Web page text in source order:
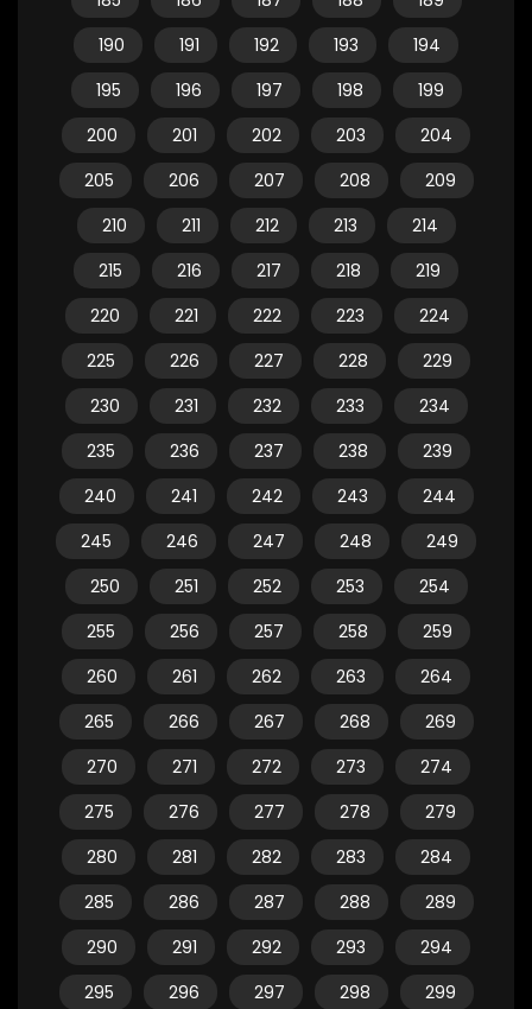
190
191 192 193
194
195
196 197 198
199
200
201 202 203
204
205
206 207 208
209
210
211 212 213
214
215
216 217 218
219
220
221 222 223
224
225
226 227 228
229
230
231 232 233
234
235
236 237 238
239
240
241 242 243
244
245
246 247 248
249
250
251 252 253
254
255
256 257 258
259
260
261 262 263
264
265
266 267 268
269
270
271 272 273
274
275
276 277 278
279
280
281 282 283
284
285
286 287 288
289
290
291 292 293
294
295
296 297 298
299